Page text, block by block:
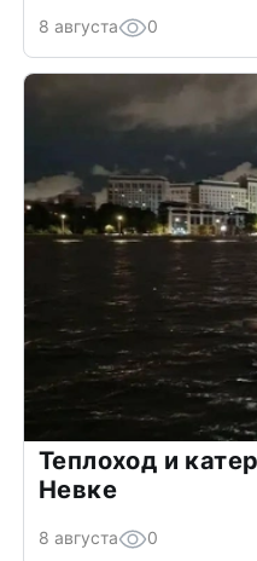
8 августа 0
Теплоход и
Невке
8 августа 0